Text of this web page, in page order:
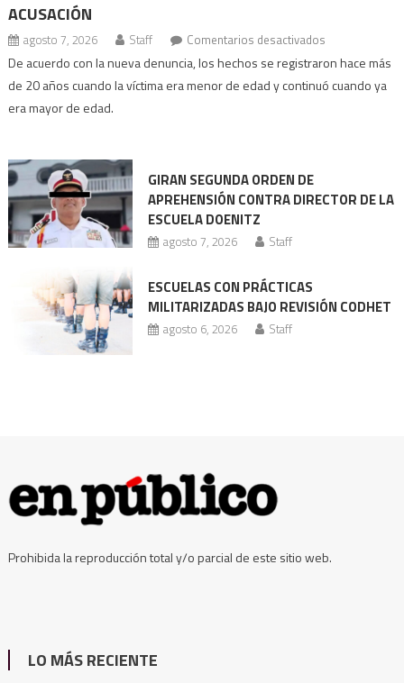
ACUSACIÓN
agosto 7, 2026 Staff Comentarios desactivadosen
Ex
director
De acuerdo con la nueva denuncia, los hechos se registraron hace más
de 20 años cuando la víctima era menor de edad y continuó cuando ya
era mayor de edad.
GIRAN SEGUNDA ORDEN DE
APREHENSIÓN CONTRA DIRECTOR DE LA
ESCUELA DOENITZ
agosto 7, 2026 Staff
ESCUELAS CON PRÁCTICAS
MILITARIZADAS BAJO REVISIÓN CODHET
agosto 6, 2026 Staff
Prohibida la reproducción total y/o parcial de este sitio web.
LO MÁS RECIENTE